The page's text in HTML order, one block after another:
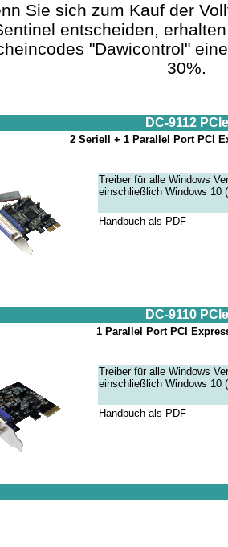
Sie sich zum Kauf der
entscheiden,
"Dawicontrol"
30%.
DC-9112 PCIe
2 Seriell + 1 Parallel Port PCI
Treiber für alle Windows
einschließlich Windows 10
Handbuch als PDF
DC-9110 PCIe
1 Parallel Port PCI
Treiber für alle Windows
einschließlich Windows 10
Handbuch als PDF